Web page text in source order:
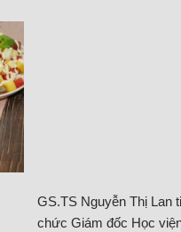
GS.TS Nguyễn Thị Lan
chức Giám đốc Học